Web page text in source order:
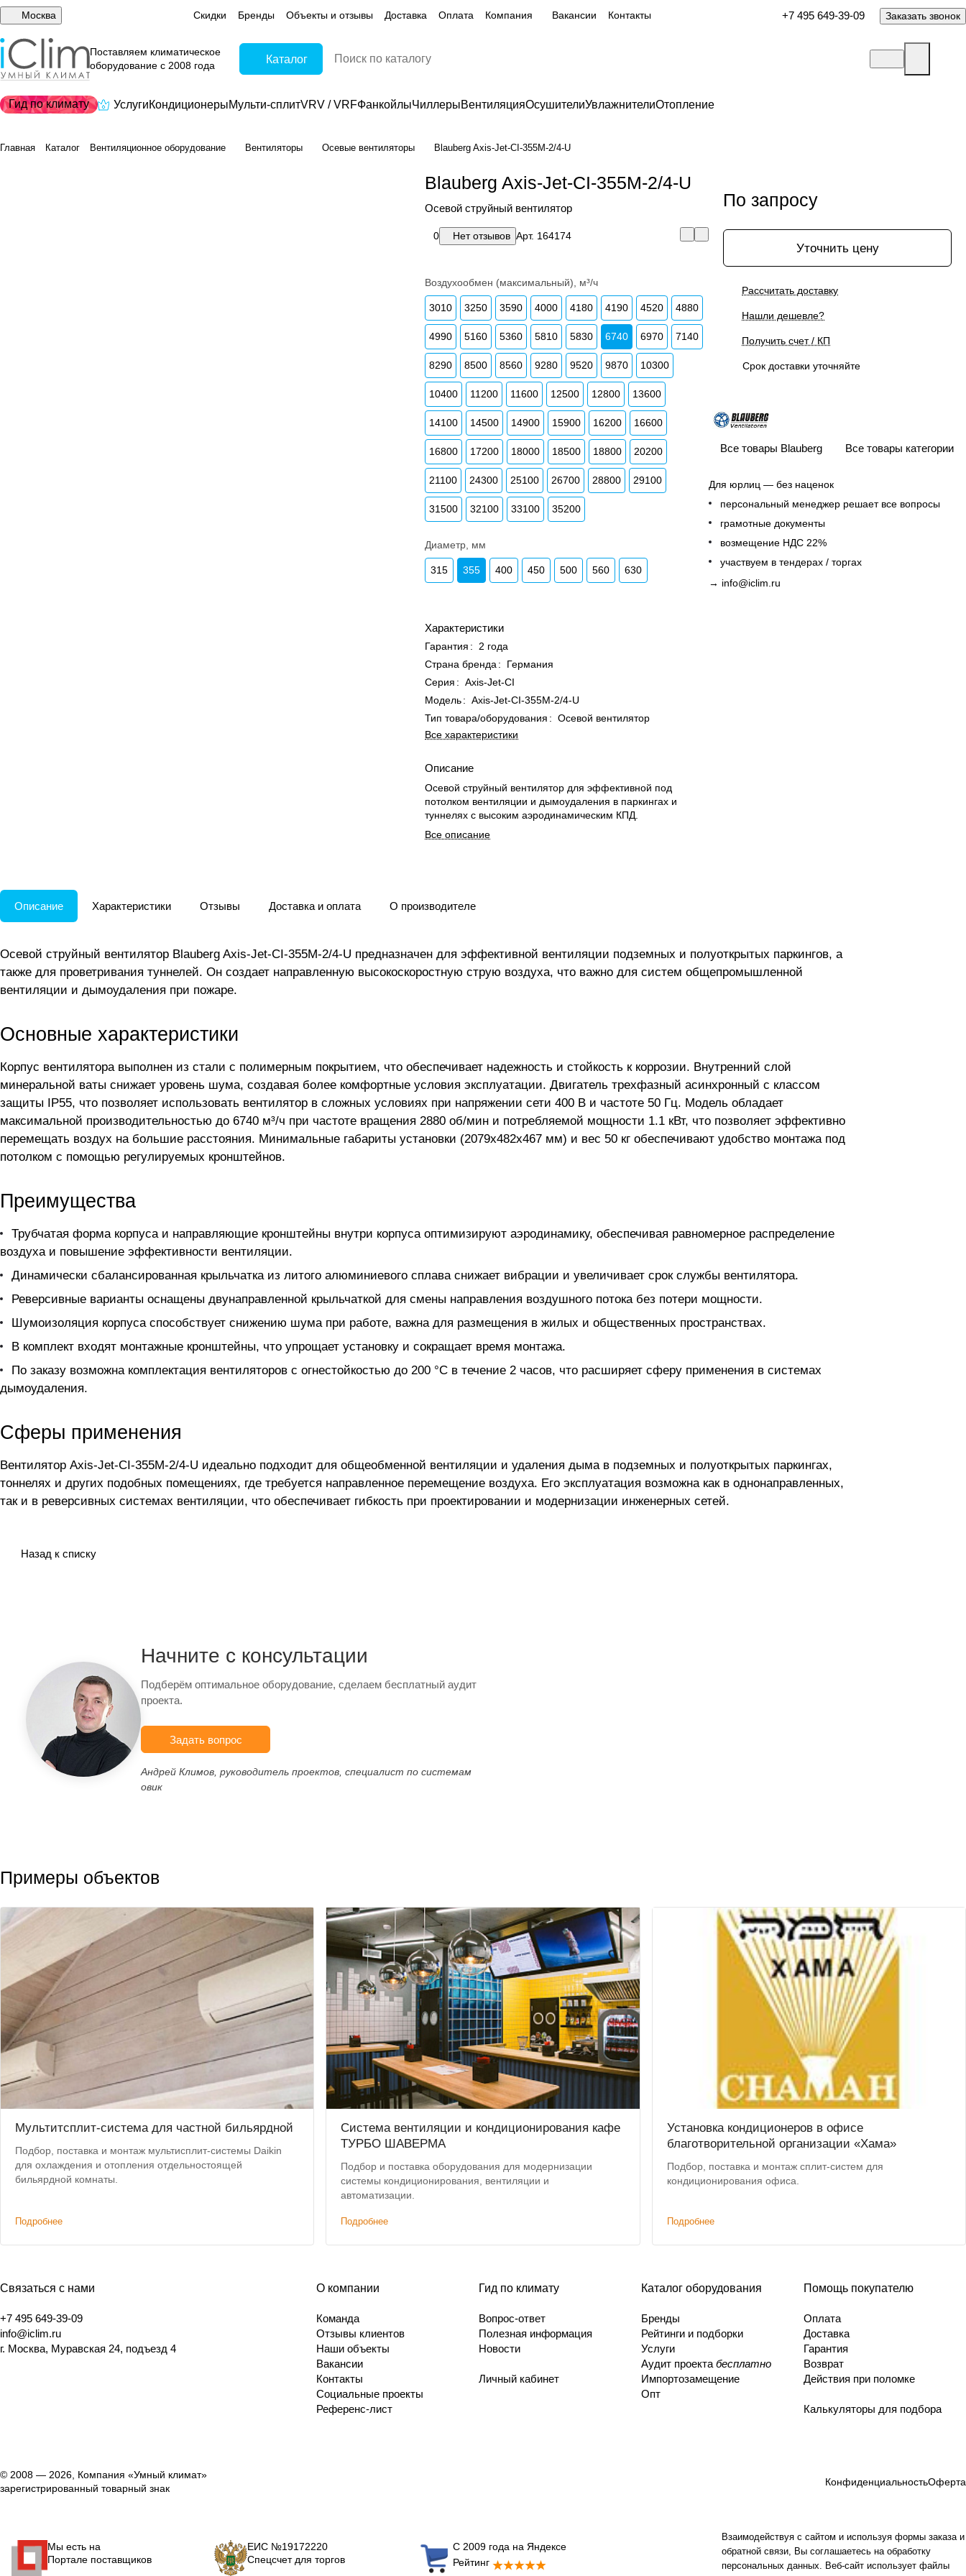
Москва Скидки Бренды Объекты и отзывы Доставка Оплата Компания Вакансии Контакты +7 495 649-39-09 Заказать звонок
Поставляем климатическое
оборудование с 2008 года
Каталог
Гид по климату УслугиКондиционерыМульти-сплитVRV / VRFФанкойлыЧиллерыВентиляцияОсушителиУвлажнителиОтопление
Главная Каталог Вентиляционное оборудование Вентиляторы Осевые вентиляторы Blauberg Axis-Jet-CI-355M-2/4-U
Blauberg Axis-Jet-CI-355M-2/4-U
Осевой струйный вентилятор
0 Нет отзывов Арт. 164174
Воздухообмен (максимальный), м³/ч
3010 3250 3590 4000 4180 4190 4520 4880
4990 5160 5360 5810 5830 6740 6970 7140
8290 8500 8560 9280 9520 9870 10300
10400 11200 11600 12500 12800 13600
14100 14500 14900 15900 16200 16600
16800 17200 18000 18500 18800 20200
21100 24300 25100 26700 28800 29100
31500 32100 33100 35200
Диаметр, мм
315 355 400 450 500 560 630
Характеристики
Гарантия :
2 года
Страна бренда :
Германия
Серия : Axis-Jet-CI
Модель: Axis-Jet-CI-355M-2/4-U
Тип товара/оборудования : Осевой вентилятор
Все характеристики
Описание
Осевой струйный вентилятор для эффективной под
потолком вентиляции и дымоудаления в паркингах и
туннелях с высоким аэродинамическим КПД.
Все описание
По запросу
Уточнить цену
Рассчитать доставку
Нашли дешевле?
Получить счет / КП
Срок доставки уточняйте
Все товары Blauberg Все товары категории
Для юрлиц — без наценок
персональный менеджер решает все вопросы
грамотные документы
возмещение НДС 22%
участвуем в тендерах / торгах
→ info@iclim.ru
Описание Характеристики Отзывы Доставка и оплата О производителе
Осевой струйный вентилятор Blauberg Axis-Jet-CI-355M-2/4-U предназначен для эффективной вентиляции подземных и полуоткрытых паркингов, а
также для проветривания туннелей. Он создает направленную высокоскоростную струю воздуха, что важно для систем общепромышленной
вентиляции и дымоудаления при пожаре.
Основные характеристики
Корпус вентилятора выполнен из стали с полимерным покрытием, что обеспечивает надежность и стойкость к коррозии. Внутренний слой
минеральной ваты снижает уровень шума, создавая более комфортные условия эксплуатации. Двигатель трехфазный асинхронный с классом
защиты IP55, что позволяет использовать вентилятор в сложных условиях при напряжении сети 400 В и частоте 50 Гц. Модель обладает
максимальной производительностью до 6740 м³/ч при частоте вращения 2880 об/мин и потребляемой мощности 1.1 кВт, что позволяет эффективно
перемещать воздух на большие расстояния. Минимальные габариты установки (2079x482x467 мм) и вес 50 кг обеспечивают удобство монтажа под
потолком с помощью регулируемых кронштейнов.
Преимущества
Трубчатая форма корпуса и направляющие кронштейны внутри корпуса оптимизируют аэродинамику, обеспечивая равномерное распределение
воздуха и повышение эффективности вентиляции.
Динамически сбалансированная крыльчатка из литого алюминиевого сплава снижает вибрации и увеличивает срок службы вентилятора.
Реверсивные варианты оснащены двунаправленной крыльчаткой для смены направления воздушного потока без потери мощности.
Шумоизоляция корпуса способствует снижению шума при работе, важна для размещения в жилых и общественных пространствах.
В комплект входят монтажные кронштейны, что упрощает установку и сокращает время монтажа.
По заказу возможна комплектация вентиляторов с огнестойкостью до 200 °С в течение 2 часов, что расширяет сферу применения в системах
дымоудаления.
Сферы применения
Вентилятор Axis-Jet-CI-355M-2/4-U идеально подходит для общеобменной вентиляции и удаления дыма в подземных и полуоткрытых паркингах,
тоннелях и других подобных помещениях, где требуется направленное перемещение воздуха. Его эксплуатация возможна как в однонаправленных,
так и в реверсивных системах вентиляции, что обеспечивает гибкость при проектировании и модернизации инженерных сетей.
Назад к списку
Начните с консультации
Подберём оптимальное оборудование, сделаем бесплатный аудит
проекта.
Задать вопрос
Андрей Климов, руководитель проектов, специалист по системам
овик
Примеры объектов
Мультитсплит-система для частной бильярдной
Подбор, поставка и монтаж мультисплит-системы Daikin
для охлаждения и отопления отдельностоящей
бильярдной комнаты.
Подробнее
Система вентиляции и кондиционирования кафе
ТУРБО ШАВЕРМА
Подбор и поставка оборудования для модернизации
системы кондиционирования, вентиляции и
автоматизации.
Подробнее
Установка кондиционеров в офисе
благотворительной организации «Хама»
Подбор, поставка и монтаж сплит-систем для
кондиционирования офиса.
Подробнее
Связаться с нами
+7 495 649-39-09
info@iclim.ru
г. Москва, Муравская 24, подъезд 4
О компании
Команда
Отзывы клиентов
Наши объекты
Вакансии
Контакты
Социальные проекты
Референс-лист
Гид по климату
Вопрос-ответ
Полезная информация
Новости
Личный кабинет
Каталог оборудования
Бренды
Рейтинги и подборки
Услуги
Аудит проекта бесплатно
Импортозамещение
Опт
Помощь покупателю
Оплата
Доставка
Гарантия
Возврат
Действия при поломке
Калькуляторы для подбора
© 2008 — 2026, Компания «Умный климат»
зарегистрированный товарный знак
КонфиденциальностьОферта
Взаимодействуя с сайтом и используя формы заказа и
обратной связи, Вы соглашаетесь на обработку
персональных данных. Веб-сайт использует файлы
Мы есть на
Портале поставщиков
ЕИС №19172220
Спецсчет для торгов
С 2009 года на Яндексе
Рейтинг